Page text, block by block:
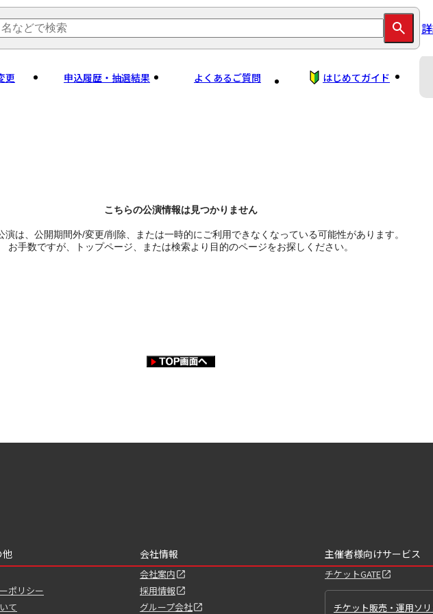
更 申込履歴・抽選結果 よくあるご質問 はじめてガイド
こちらの公演情報は見つかりません
演は、公開期間外/変更/削除、または一時的にご利用できなくなっている可能性があります。
お手数ですが、トップページ、または検索より目的のページをお探しください。
他
ポリシー
て
会社情報
会社案内
採用情報
グループ会社
主催者様向けサービス
チケットGATE
チケット販売・運用ソ